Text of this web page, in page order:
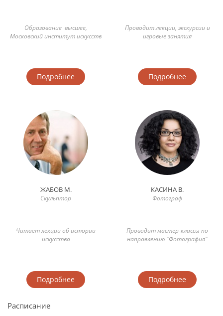
Образование высшее,
Московский институт искусств
Подробнее
Проводит лекции, экскурсии и
игровые занятия
Подробнее
ЖАБОВ М.
Скульптор
Читает лекции об истории
искусства
Подробнее
КАСИНА В.
Фотограф
Проводит мастер-классы по
направлению "Фотография"
Подробнее
Расписание